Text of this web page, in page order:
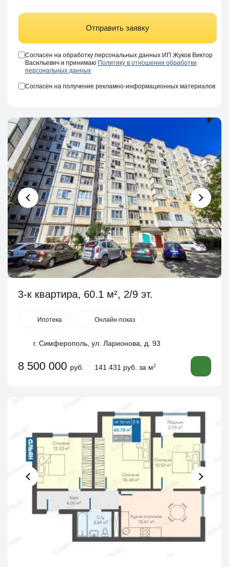
Отправить заявку
Согласен на обработку персональных данных ИП Жуков Виктор
Васильевич и принимаю Политику в отношении обработки
персональных данных
Согласен на получение рекламно-информационных материалов
3-к квартира, 60.1 м², 2/9 эт.
Ипотека Онлайн-показ
г. Симферополь, ул. Ларионова, д. 93
8 500 000 руб. 141 431 руб. за м2